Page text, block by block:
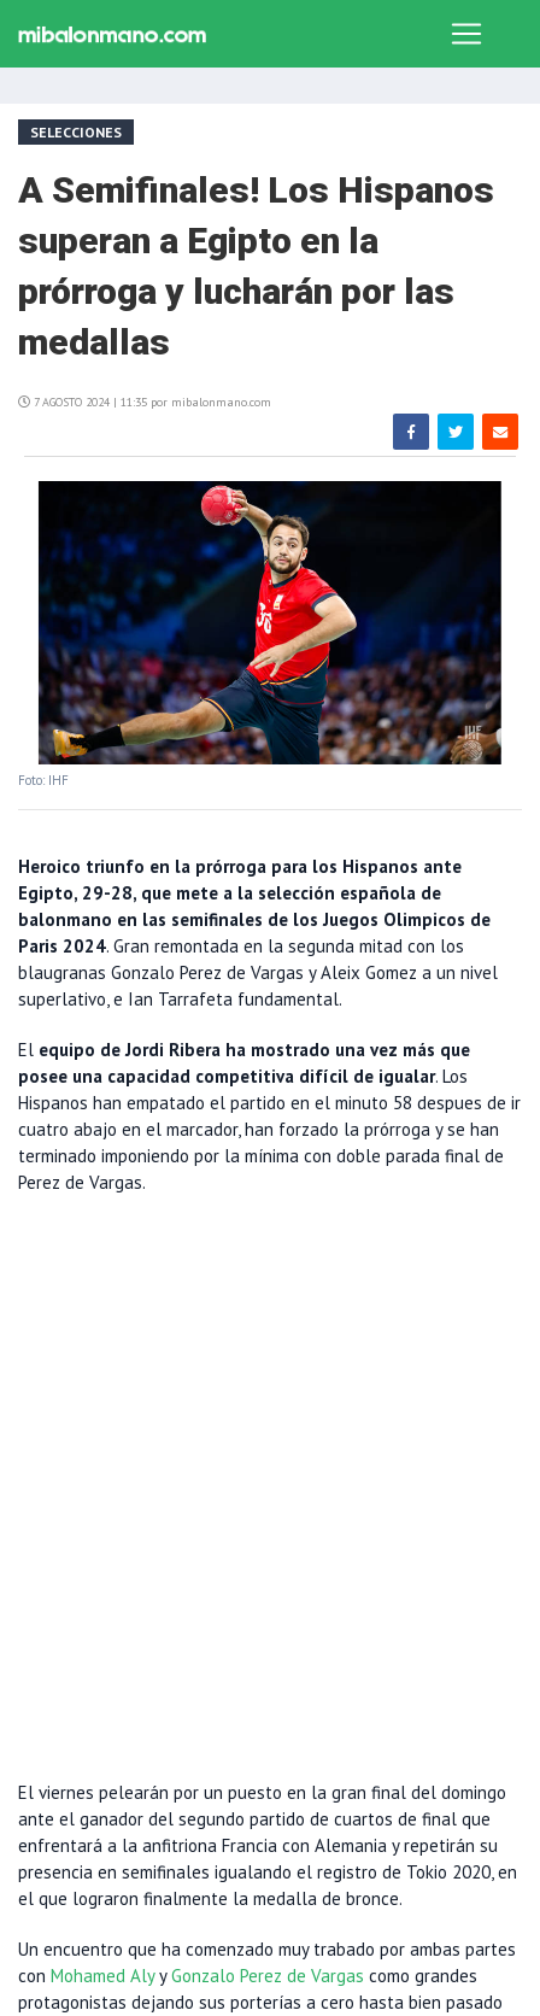
SELECCIONES
A Semifinales! Los Hispanos
superan a Egipto en la
prórroga y lucharán por las
medallas
7 AGOSTO 2024 | 11:35 por mibalonmano.com
Foto: IHF
Heroico triunfo en la prórroga para los Hispanos ante
Egipto, 29-28, que mete a la selección española de
balonmano en las semifinales de los Juegos Olimpicos de
Paris 2024. Gran remontada en la segunda mitad con los
blaugranas Gonzalo Perez de Vargas y Aleix Gomez a un nivel
superlativo, e Ian Tarrafeta fundamental.
El equipo de Jordi Ribera ha mostrado una vez más que
posee una capacidad competitiva difícil de igualar. Los
Hispanos han empatado el partido en el minuto 58 despues de ir
cuatro abajo en el marcador, han forzado la prórroga y se han
terminado imponiendo por la mínima con doble parada final de
Perez de Vargas.
El viernes pelearán por un puesto en la gran final del domingo
ante el ganador del segundo partido de cuartos de final que
enfrentará a la anfitriona Francia con Alemania y repetirán su
presencia en semifinales igualando el registro de Tokio 2020, en
el que lograron finalmente la medalla de bronce.
Un encuentro que ha comenzado muy trabado por ambas partes
con Mohamed AlyyGonzalo Perez de Vargas como grandes
protagonistas dejando sus porterías a cero hasta bien pasado